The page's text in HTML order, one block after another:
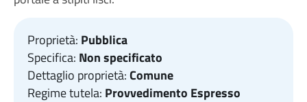
Proprietà: Pubblica
Specifica: Non specificato
Dettaglio proprietà:Comune
Regime tutela: Provvedimento Espresso